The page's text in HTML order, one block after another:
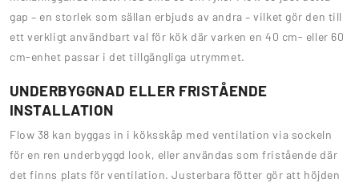
gap – en storlek som sällan erbjuds av andra – vilket gör den till
ett verkligt användbart val för kök där varken en 40 cm- eller 60
cm-enhet passar i det tillgängliga utrymmet.
UNDERBYGGNAD ELLER FRISTÅENDE
INSTALLATION
Flow 38 kan byggas in i köksskåp med ventilation via sockeln
för en ren underbyggd look, eller användas som fristående där
det finns plats för ventilation. Justerbara fötter gör att höjden